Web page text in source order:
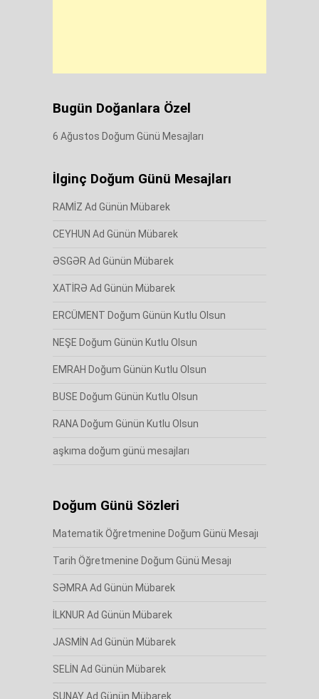
Bugün Doğanlara Özel
6 Ağustos Doğum Günü Mesajları
İlginç Doğum Günü Mesajları
RAMİZ Ad Günün Mübarek
CEYHUN Ad Günün Mübarek
ƏSGƏR Ad Günün Mübarek
XATİRƏ Ad Günün Mübarek
ERCÜMENT Doğum Günün Kutlu Olsun
NEŞE Doğum Günün Kutlu Olsun
EMRAH Doğum Günün Kutlu Olsun
BUSE Doğum Günün Kutlu Olsun
RANA Doğum Günün Kutlu Olsun
aşkıma doğum günü mesajları
Doğum Günü Sözleri
Matematik Öğretmenine Doğum Günü Mesajı
Tarih Öğretmenine Doğum Günü Mesajı
SƏMRA Ad Günün Mübarek
İLKNUR Ad Günün Mübarek
JASMİN Ad Günün Mübarek
SELİN Ad Günün Mübarek
SUNAY Ad Günün Mübarek